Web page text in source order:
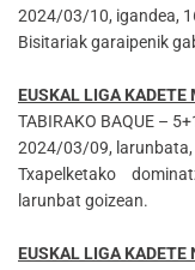
2024/03/10, igandea,
Bisitariak garaipenik
EUSKAL LIGA KADETE
TABIRAKO BAQUE –
2024/03/09, larunbata,
Txapelketako
larunbat goizean.
EUSKAL LIGA KADETE